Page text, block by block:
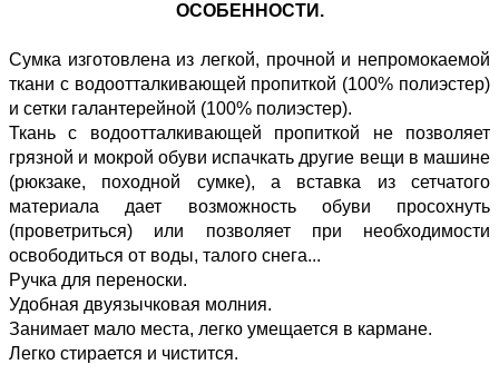
ОСОБЕННОСТИ.
Сумка изготовлена из легкой, прочной и непромокаемой
ткани с водоотталкивающей пропиткой (100% полиэстер)
и сетки галантерейной (100% полиэстер).
Ткань с водоотталкивающей пропиткой не позволяет
грязной и мокрой обуви испачкать другие вещи в машине
(рюкзаке, походной сумке), а вставка из сетчатого
материала дает возможность обуви просохнуть
(проветриться) или позволяет при необходимости
освободиться от воды, талого снега...
Ручка для переноски.
Удобная двуязычковая молния.
Занимает мало места, легко умещается в кармане.
Легко стирается и чистится.